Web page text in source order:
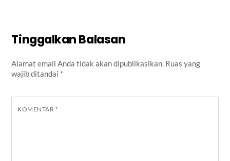
Tinggalkan Balasan
Alamat email Anda tidak akan dipublikasikan. Ruas yang
wajib ditandai *
KOMENTAR *